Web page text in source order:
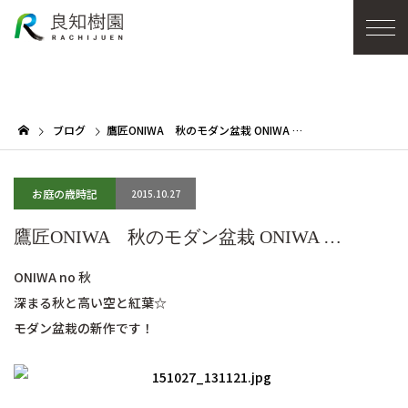
ブログ 鷹匠ONIWA 秋のモダン盆栽 ONIWA …
お庭の歳時記 2015.10.27
鷹匠ONIWA 秋のモダン盆栽 ONIWA …
ONIWA no 秋
深まる秋と高い空と紅葉☆
モダン盆栽の新作です！